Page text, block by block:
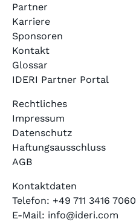
Partner
Karriere
Sponsoren
Kontakt
Glossar
IDERI Partner Portal
Rechtliches
Impressum
Datenschutz
Haftungsausschluss
AGB
Kontaktdaten
Telefon: +49 711 3416 7060
E-Mail: info@ideri.com